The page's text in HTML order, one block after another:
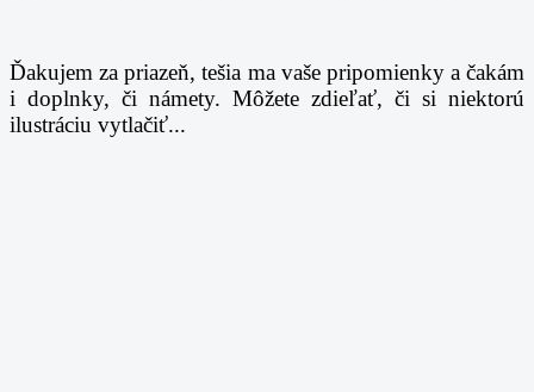
Ďakujem za priazeň, tešia ma vaše pripomienky a čakám
i doplnky, či námety. Môžete zdieľať, či si niektorú
ilustráciu vytlačiť...